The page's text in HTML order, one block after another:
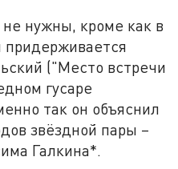
нужны, кроме как в
придерживается
("Место встречи
гусаре
так он объяснил
звёздной пары –
Галкина*.